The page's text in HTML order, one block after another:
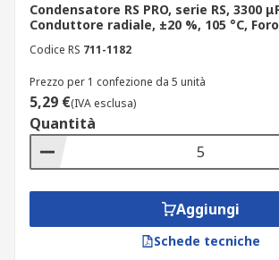
Condensatore RS PRO, serie RS, 3300
Conduttore radiale, ±20 %, 105 °C,
Codice RS 711-1182
Prezzo per 1 confezione da 5 unità
5,29 €(IVA esclusa)
Quantità
Aggiungi
Schede tecniche